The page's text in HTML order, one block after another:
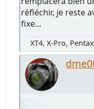
réfléchir, je reste
fixe...
XT4, X-Pro,